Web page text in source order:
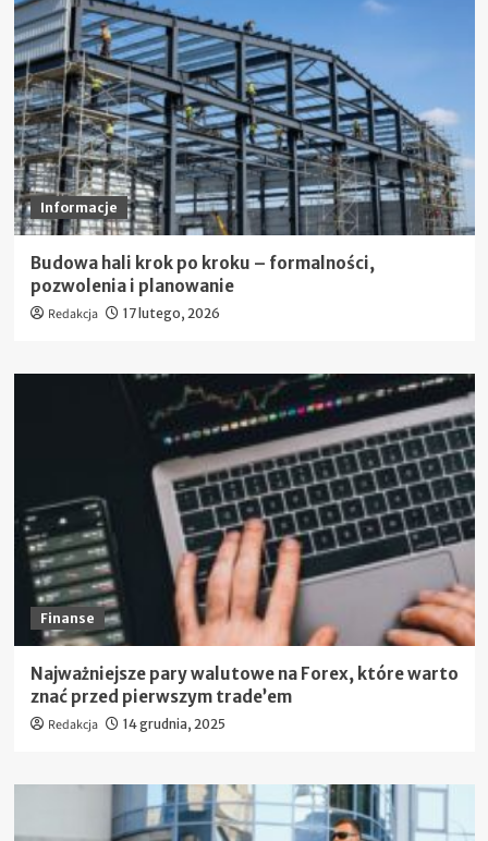
Informacje
Budowa hali krok po kroku – formalności,
pozwolenia i planowanie
Redakcja 17 lutego, 2026
Finanse
Najważniejsze pary walutowe na Forex, które warto
znać przed pierwszym trade’em
Redakcja 14 grudnia, 2025